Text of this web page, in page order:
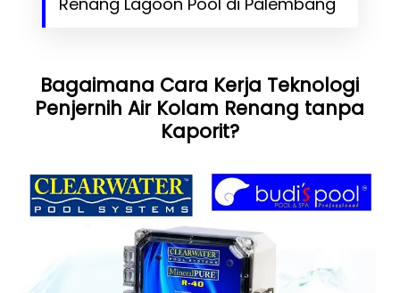
Bagaimana Cara Kerja Teknologi
Penjernih Air Kolam Renang tanpa
Kaporit?